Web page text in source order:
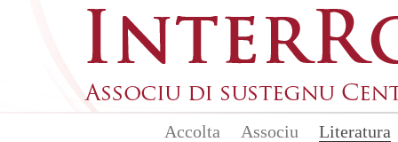
Accolta Associu Literatura